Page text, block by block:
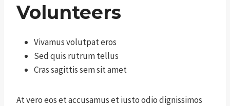
Volunteers
Vivamus volutpat eros
Sed quis rutrum tellus
Cras sagittis sem sit amet
At vero eos et accusamus et iusto odio dignissimos